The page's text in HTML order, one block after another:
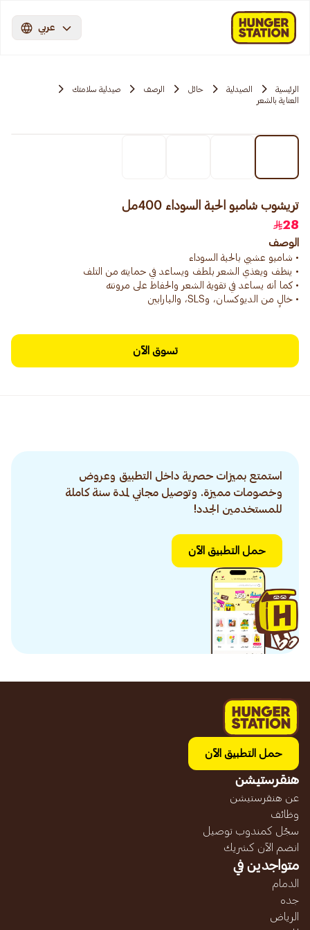
عربي
الرئيسية الصيدلية حائل الرصف
صيدلية سلامتك
العناية بالشعر
تريشوب شامبو الحبة السوداء 400مل
28
الوصف
• خالٍ من الديوكسان، وSLS، والبارابين
تسوق الآن
استمتع بميزات حصرية داخل التطبيق وعروض
وخصومات مميزة. وتوصيل مجاني لمدة سنة كاملة
للمستخدمين الجدد!
حمل التطبيق الآن
حمل التطبيق الآن
هنقرستيشن
عن هنقرستيشن
وظائف
سجّل كمندوب توصيل
انضم الآن كشريك
متواجدين في
الدمام
جده
الرياض